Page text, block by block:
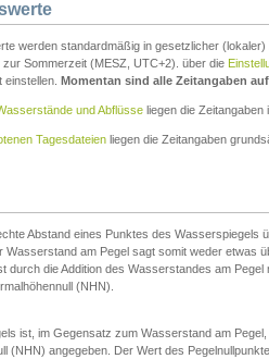
werden standardmäßig in gesetzlicher
Sommerzeit (MESZ, UTC+2). über die
Momentan sind alle Zeitangaben
und Abflüsse liegen die Zeitangaben
Tagesdateien liegen die Zeitangaben
Abstand eines Punktes des Wasserspiegels
Wasserstand am Pegel sagt somit weder etwas
durch die Addition des Wasserstandes am
(NHN).
ist, im Gegensatz zum Wasserstand am
(NHN) angegeben. Der Wert des